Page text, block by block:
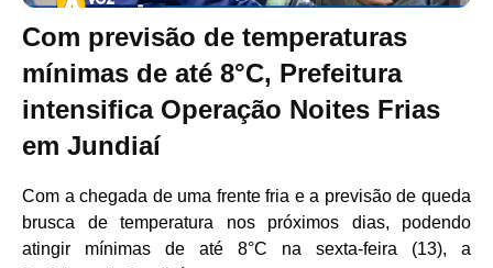
Com previsão de temperaturas
mínimas de até 8°C, Prefeitura
intensifica Operação Noites Frias
em Jundiaí
Com a chegada de uma frente fria e a previsão de queda
brusca de temperatura nos próximos dias, podendo
atingir mínimas de até 8°C na sexta-feira (13), a